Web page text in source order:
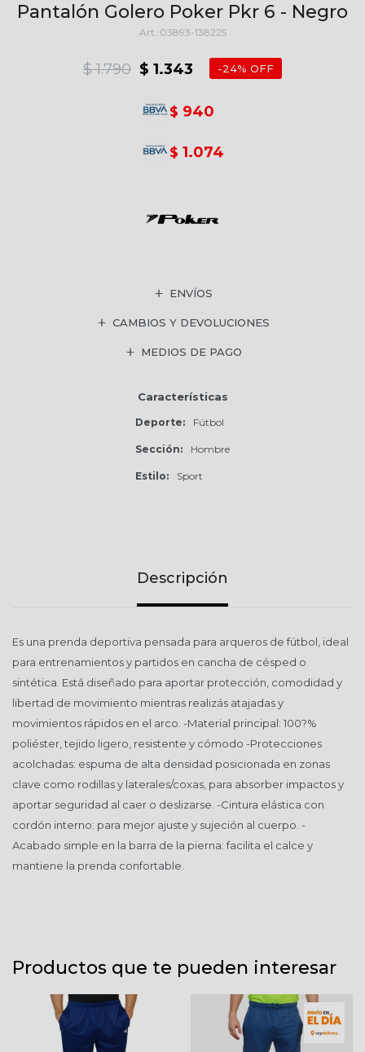
Pantalón Golero Poker Pkr 6 - Negro
03893-138225
$ 1.343
$ 1.790 24
$ 940
$ 1.074
ENVÍOS
CAMBIOS Y DEVOLUCIONES
MEDIOS DE PAGO
Características
Deporte Fútbol
Sección Hombre
Estilo Sport
Descripción
Es una prenda deportiva pensada para arqueros de fútbol, ideal
para entrenamientos y partidos en cancha de césped o
sintética. Está diseñado para aportar protección, comodidad y
libertad de movimiento mientras realizás atajadas y
movimientos rápidos en el arco. -Material principal: 100?%
poliéster, tejido ligero, resistente y cómodo -Protecciones
acolchadas: espuma de alta densidad posicionada en zonas
clave como rodillas y laterales/coxas, para absorber impactos y
aportar seguridad al caer o deslizarse. -Cintura elástica con
cordón interno: para mejor ajuste y sujeción al cuerpo. -
Acabado simple en la barra de la pierna: facilita el calce y
mantiene la prenda confortable.
Productos que te pueden interesar